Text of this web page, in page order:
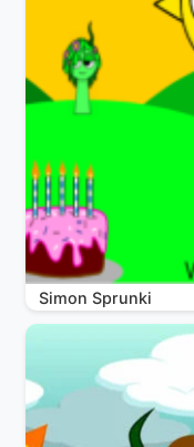
Simon Sprunki